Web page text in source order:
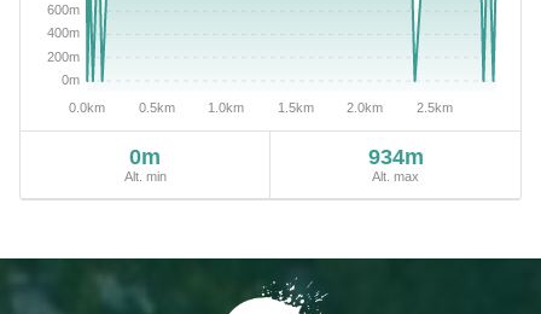
0m
Alt. min
934m
Alt. max